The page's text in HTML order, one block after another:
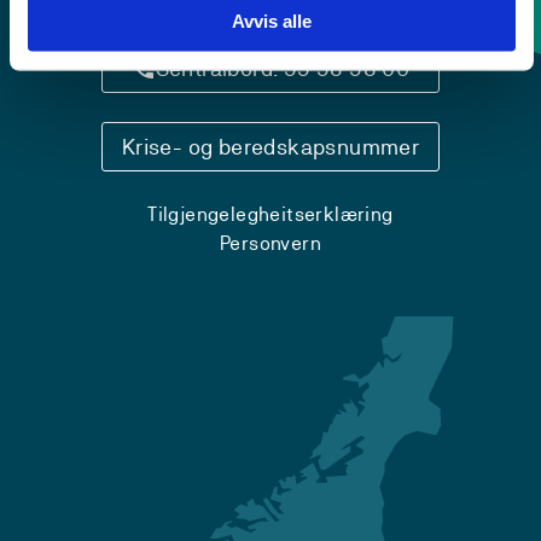
Avvis alle
Sentralbord: 55 58 58 00
Krise- og beredskapsnummer
Tilgjengelegheitserklæring
Personvern